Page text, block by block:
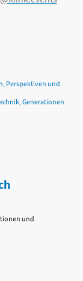
Perspektiven und
Generationen
und